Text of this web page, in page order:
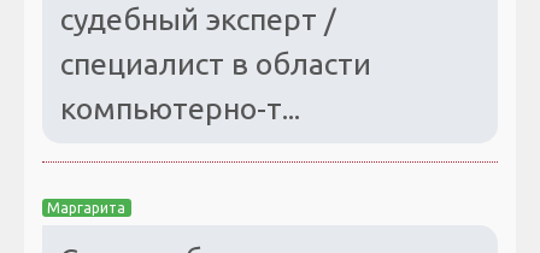
судебный эксперт /
специалист в области
компьютерно-т...
Маргарита